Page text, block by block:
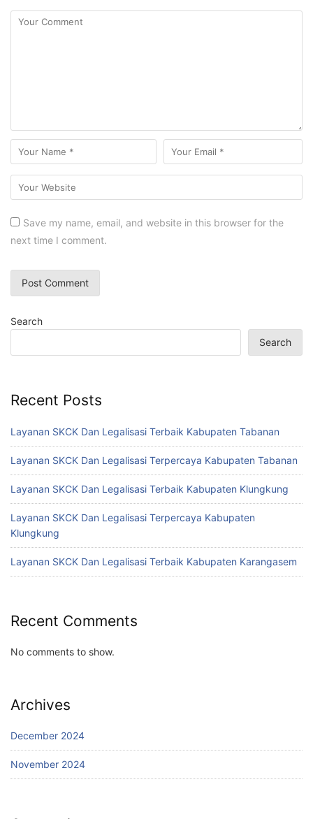
Save my name, email, and website in this browser for the
next time I comment.
Search
Search
Recent Posts
Layanan SKCK Dan Legalisasi Terbaik Kabupaten Tabanan
Layanan SKCK Dan Legalisasi Terpercaya Kabupaten Tabanan
Layanan SKCK Dan Legalisasi Terbaik Kabupaten Klungkung
Layanan SKCK Dan Legalisasi Terpercaya Kabupaten
Klungkung
Layanan SKCK Dan Legalisasi Terbaik Kabupaten Karangasem
Recent Comments
No comments to show.
Archives
December 2024
November 2024